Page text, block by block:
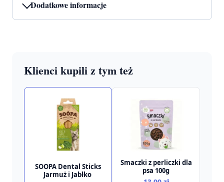
Dodatkowe informacje
Klienci kupili z tym też
SOOPA Dental Sticks
Jarmuż i Jabłko
Smaczki z perliczki dla
psa 100g